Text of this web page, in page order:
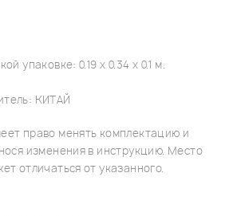
упаковке: 0.19 x 0.34 x 0.1 м.
КИТАЙ
право менять комплектацию и
изменения в инструкцию. Место
отличаться от указанного.